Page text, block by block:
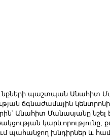
պաշտպան Անահիտ
ճգնաժամային
Անահիտ Մանասյանը
կարևորությունը,
պահանջող խնդիրներ և